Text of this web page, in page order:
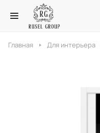
Главная Для интерьера